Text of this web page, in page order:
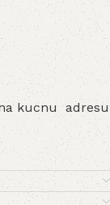
kucnu adresu